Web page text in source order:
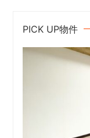
PICK UP物件